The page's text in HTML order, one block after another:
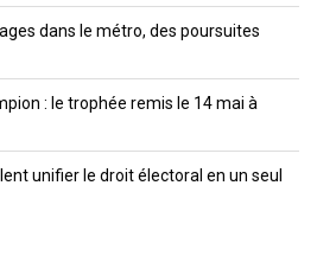
dans le métro, des poursuites
: le trophée remis le 14 mai à
unifier le droit électoral en un seul